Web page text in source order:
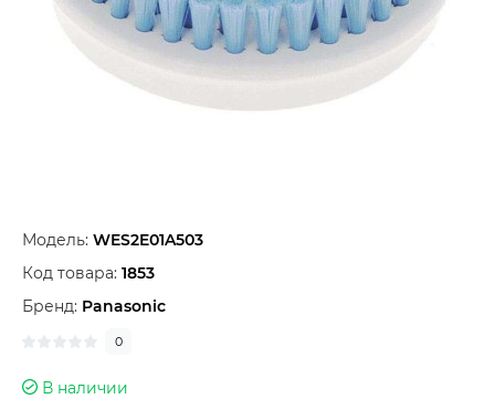
Модель: WES2E01A503
Код товара: 1853
Бренд: Panasonic
0
В наличии